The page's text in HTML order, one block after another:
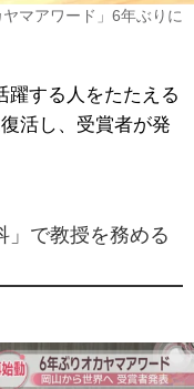
マアワード」6年ぶりに
する人をたたえる
活し、受賞者が発
」で教授を務める